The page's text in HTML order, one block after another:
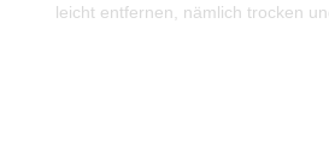
leicht entfernen, nämlich trocken